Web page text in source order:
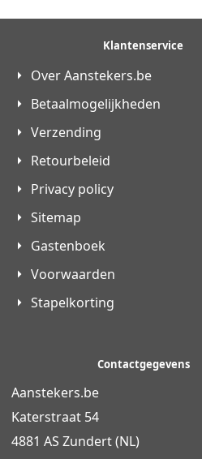
Klantenservice
Over Aanstekers.be
Betaalmogelijkheden
Verzending
Retourbeleid
Privacy policy
Sitemap
Gastenboek
Voorwaarden
Stapelkorting
Contactgegevens
Aanstekers.be
Katerstraat 54
4881 AS Zundert (NL)